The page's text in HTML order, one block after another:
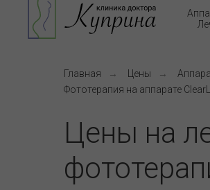
Главная → Цены →
Фототерапия на аппарате
Цены на